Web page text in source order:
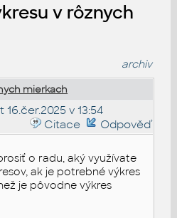
v rôznych
archiv
mierkach
16.čer.2025 v 13:54
Citace
Odpověď
o radu, aký využívate
ak je potrebné výkres
je pôvodne výkres